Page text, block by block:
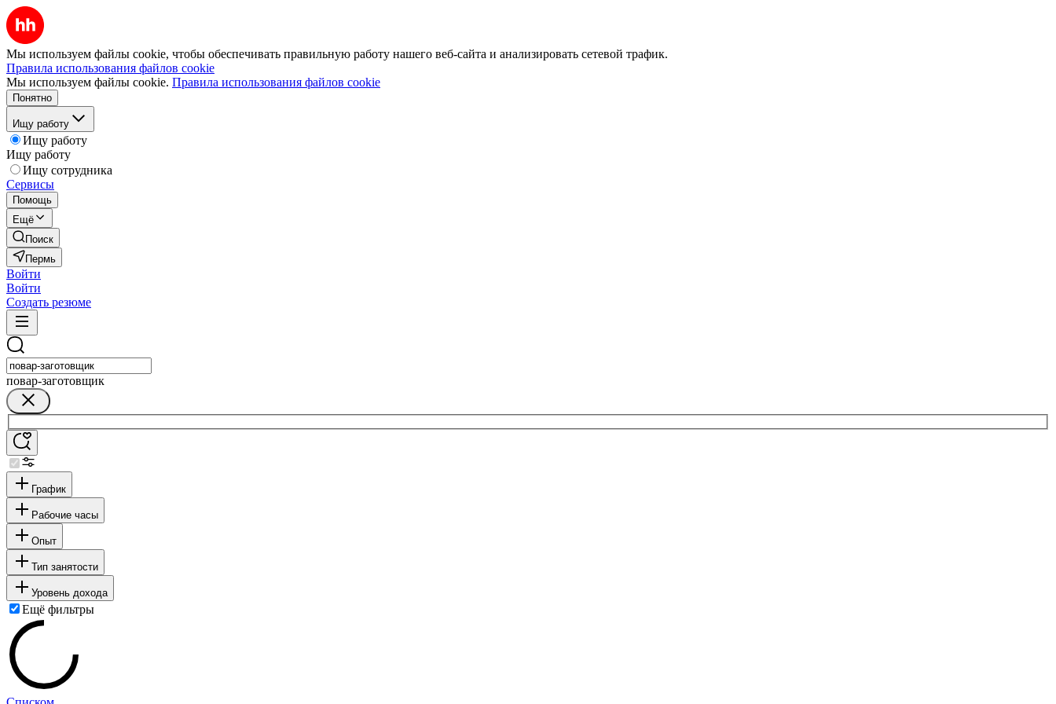
Мы используем файлы cookie, чтобы обеспечивать правильную работу нашего веб-сайта и анализировать сетевой трафик.
Правила использования файлов cookie
Мы используем файлы cookie. Правила использования файлов cookie
Понятно
Ищу работу
Ищу работу
Ищу работу
Ищу сотрудника
Сервисы
Помощь
Ещё
Поиск
Пермь
Войти
Войти
Создать резюме
повар-заготовщик
График
Рабочие часы
Опыт
Тип занятости
Уровень дохода
Ещё фильтры